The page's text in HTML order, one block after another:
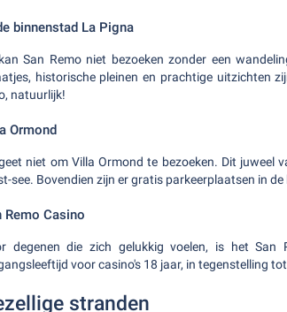
binnenstad La Pigna
San Remo niet bezoeken zonder een
historische pleinen en prachtige uitzichten
natuurlijk!
Ormond
niet om Villa Ormond te bezoeken. Dit juweel
see. Bovendien zijn er gratis parkeerplaatsen in de
Remo Casino
degenen die zich gelukkig voelen, is het
voor casino's 18 jaar, in tegenstelling
stranden